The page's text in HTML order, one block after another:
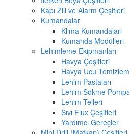
Kapı Zili ve Alarm Çeşitleri
Kumandalar
Klima Kumandaları
Kumanda Modülleri
Lehimleme Ekipmanları
Havya Çeşitleri
Havya Ucu
Lehim Pastaları
Lehim Sökme
Lehim Telleri
Sıvı Flux Çeşitleri
Yardımcı Gereçler